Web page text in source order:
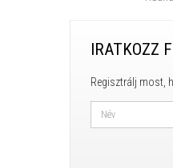
IRATKOZZ
Regisztrálj most,